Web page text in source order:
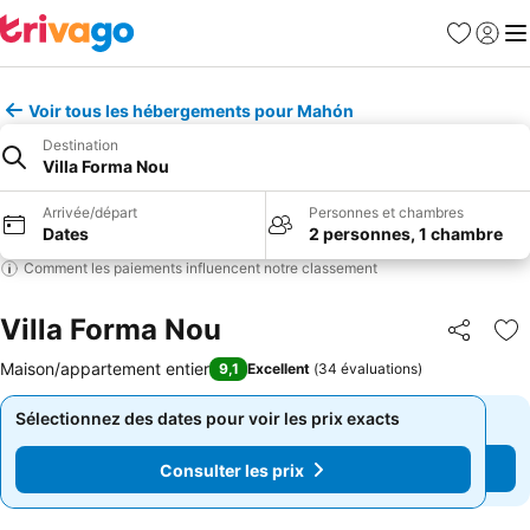
Favoris
Se
Voir tous les hébergements pour Mahón
Destination
Villa Forma Nou
Arrivée/départ
Dates
Personnes et chambres
2 personnes, 1 chambre
Comment les paiements influencent notre classement
Villa Forma Nou Partager
Maison/appartement entier 9,1 Excellent (34 évaluations)
Sélectionnez des dates pour voir les prix exacts
Consulter les prix
Sélectionnez des dates pour voir les prix exacts
Consulter les prix